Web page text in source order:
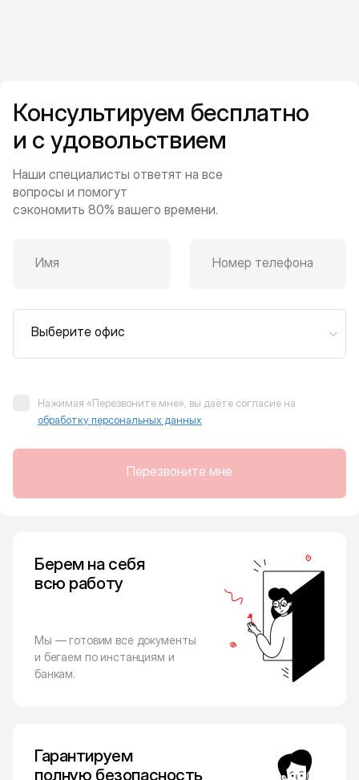
Консультируем бесплатно
и с удовольствием
Наши специалисты ответят на все
вопросы и помогут
сэкономить 80% вашего времени.
Имя Номер телефона
Выберите офис
Нажимая «Перезвоните мне», вы даёте согласие на
обработку персональных данных
Перезвоните мне
Берем на себя
всю работу
Мы — готовим все документы
и бегаем по инстанциям и
банкам.
Гарантируем
полную безопасность